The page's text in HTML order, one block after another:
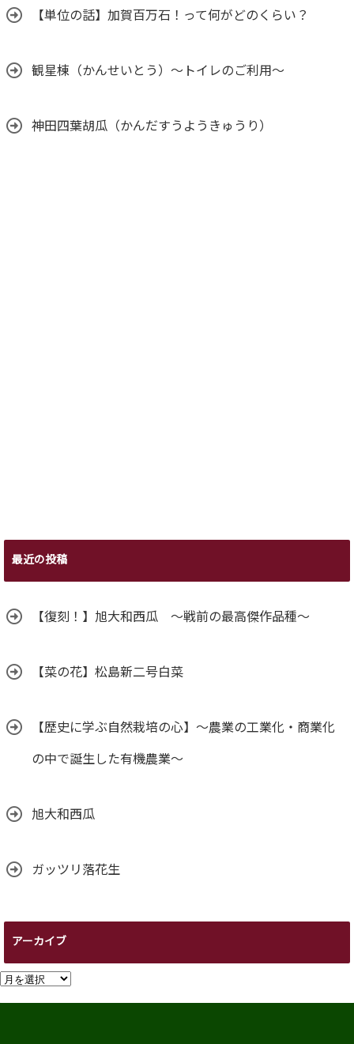
【単位の話】加賀百万石！って何がどのくらい？
観星棟（かんせいとう）～トイレのご利用～
神田四葉胡瓜（かんだすうようきゅうり）
最近の投稿
【復刻！】旭大和西瓜 ～戦前の最高傑作品種～
【菜の花】松島新二号白菜
【歴史に学ぶ自然栽培の心】～農業の工業化・商業化
の中で誕生した有機農業～
旭大和西瓜
ガッツリ落花生
アーカイブ
ア
ー